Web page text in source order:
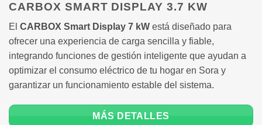
CARBOX SMART DISPLAY 3.7 KW
El CARBOX Smart Display 7 kW está diseñado para
ofrecer una experiencia de carga sencilla y fiable,
integrando funciones de gestión inteligente que ayudan a
optimizar el consumo eléctrico de tu hogar en Sora y
garantizar un funcionamiento estable del sistema.
MÁS DETALLES